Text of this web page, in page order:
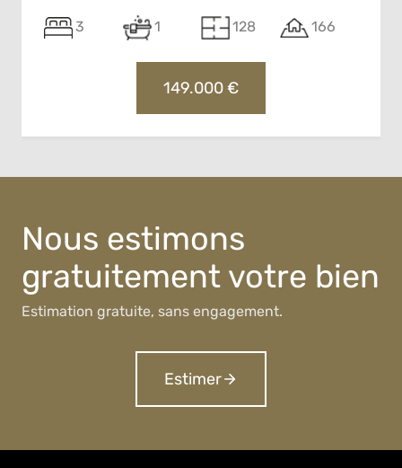
3 1 128 166
149.000 €
Nous estimons
gratuitement votre bien
Estimation gratuite, sans engagement.
Estimer